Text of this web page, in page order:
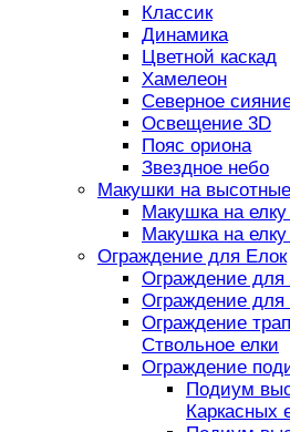
Классик
Динамика
Цветной каскад
Хамелеон
Северное
Освещение 3D
Пояс ориона
Звездное небо
Макушки на
Макушка на
Макушка на
Ограждение для Елок
Ограждение для
Ограждение для
Ограждение
Ствольное елки
Ограждение
Подиум
Каркасных